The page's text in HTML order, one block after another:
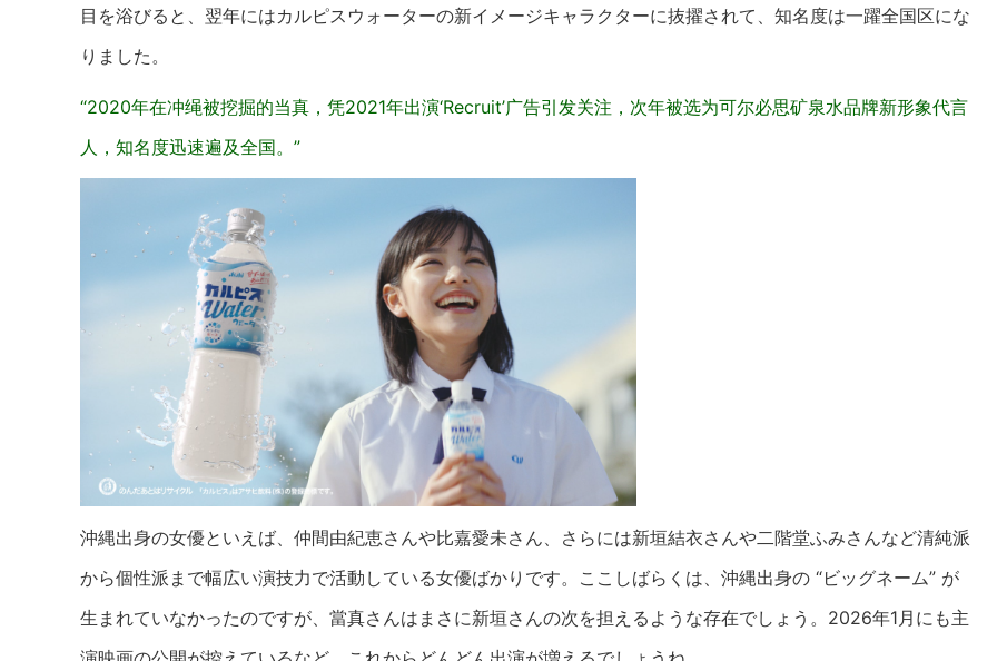
目を浴びると、翌年にはカルピスウォーターの新イメージキャラクターに抜擢されて、知名度は一躍全国区にな
りました。
“2020年在冲绳被挖掘的当真，凭2021年出演‘Recruit’广告引发关注，次年被选为可尔必思矿泉水品牌新形象代言
人，知名度迅速遍及全国。”
沖縄出身の女優といえば、仲間由紀恵さんや比嘉愛未さん、さらには新垣結衣さんや二階堂ふみさんなど清純派
から個性派まで幅広い演技力で活動している女優ばかりです。ここしばらくは、沖縄出身の “ビッグネーム” が
生まれていなかったのですが、當真さんはまさに新垣さんの次を担えるような存在でしょう。2026年1月にも主